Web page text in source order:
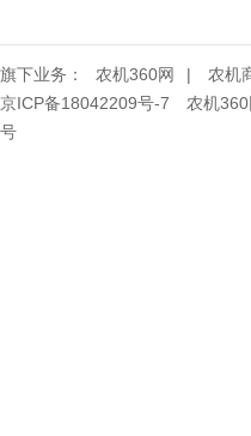
旗下业务： 农机360网 | 农机
京ICP备18042209号-7 农机360
号